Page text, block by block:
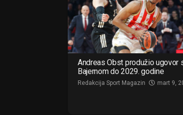
Andreas Obst produžio ugovor
Bajernom do 2029. godine
Redakcija Sport Magazin mart 9,